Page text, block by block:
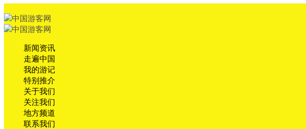
新闻资讯
走遍中国
我的游记
特别推介
关于我们
关注我们
地方频道
联系我们